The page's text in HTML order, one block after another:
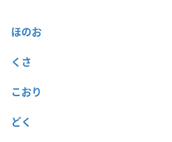
ほのお
くさ
こおり
どく